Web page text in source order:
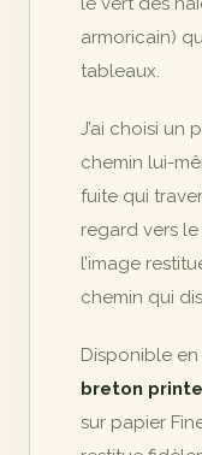
armoricain)
tableaux.
J’ai choisi un
chemin lui-
fuite qui
regard vers
l’image
chemin qui
Disponible en
breton
sur papier